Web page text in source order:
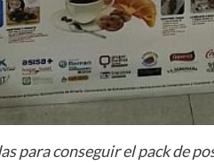
para conseguir el pack de